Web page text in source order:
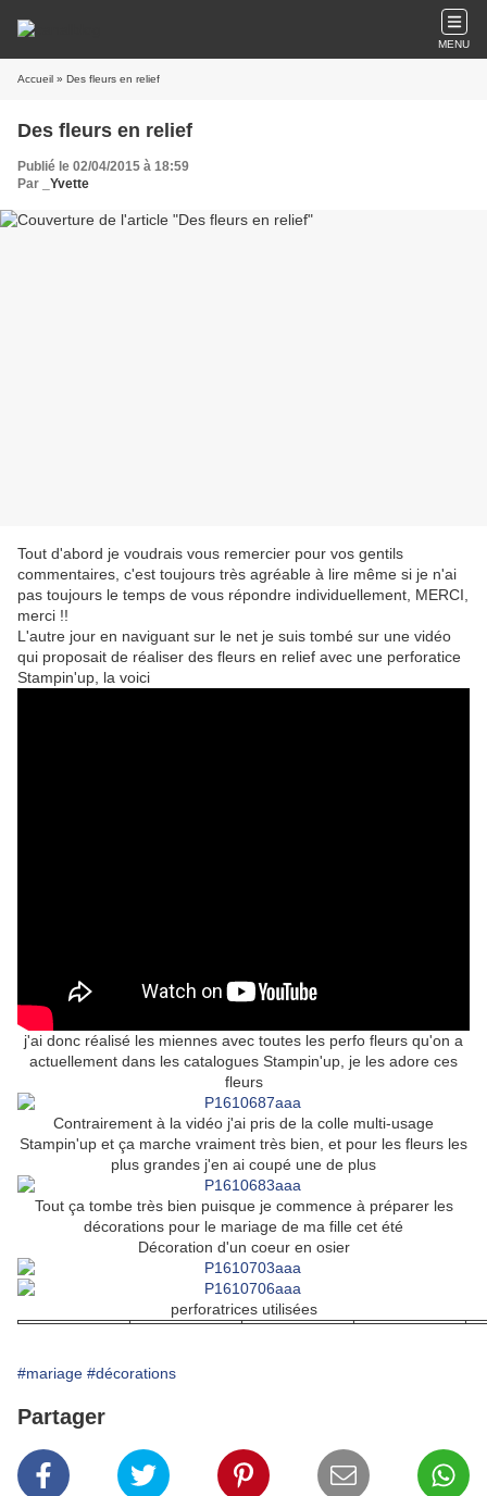
MENU
Accueil » Des fleurs en relief
Des fleurs en relief
Publié le 02/04/2015 à 18:59
Par
_Yvette
Tout d'abord je voudrais vous remercier pour vos gentils
commentaires, c'est toujours très agréable à lire même si je n'ai
pas toujours le temps de vous répondre individuellement, MERCI,
merci !!
L'autre jour en naviguant sur le net je suis tombé sur une vidéo
qui proposait de réaliser des fleurs en relief avec une perforatice
Stampin'up, la voici
j'ai donc réalisé les miennes avec toutes les perfo fleurs qu'on a
actuellement dans les catalogues Stampin'up, je les adore ces
fleurs
Contrairement à la vidéo j'ai pris de la colle multi-usage
Stampin'up et ça marche vraiment très bien, et pour les fleurs les
plus grandes j'en ai coupé une de plus
Tout ça tombe très bien puisque je commence à préparer les
décorations pour le mariage de ma fille cet été
Décoration d'un coeur en osier
perforatrices utilisées
#mariage #décorations
Partager